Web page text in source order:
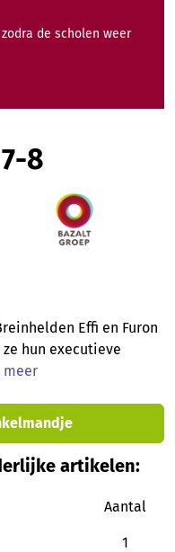
de scholen weer
8
Effi en Furon
hun executieve
meer
artikelen:
Aantal
1